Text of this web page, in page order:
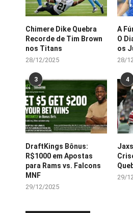
Chimere Dike Quebra
Recorde de Tim Brown
nos Titans
28/12/2025
A
O
os
28/
3
DraftKings Bônus:
R$1000 em Apostas
para Rams vs. Falcons
MNF
29/12/2025
4
29/